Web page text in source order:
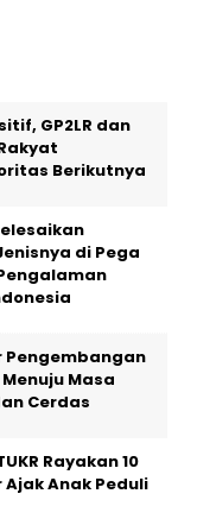
GP2LR dan
Berikutnya
di Pega
Pengembangan
Masa
Cerdas
Rayakan 10
Ajak Anak Peduli